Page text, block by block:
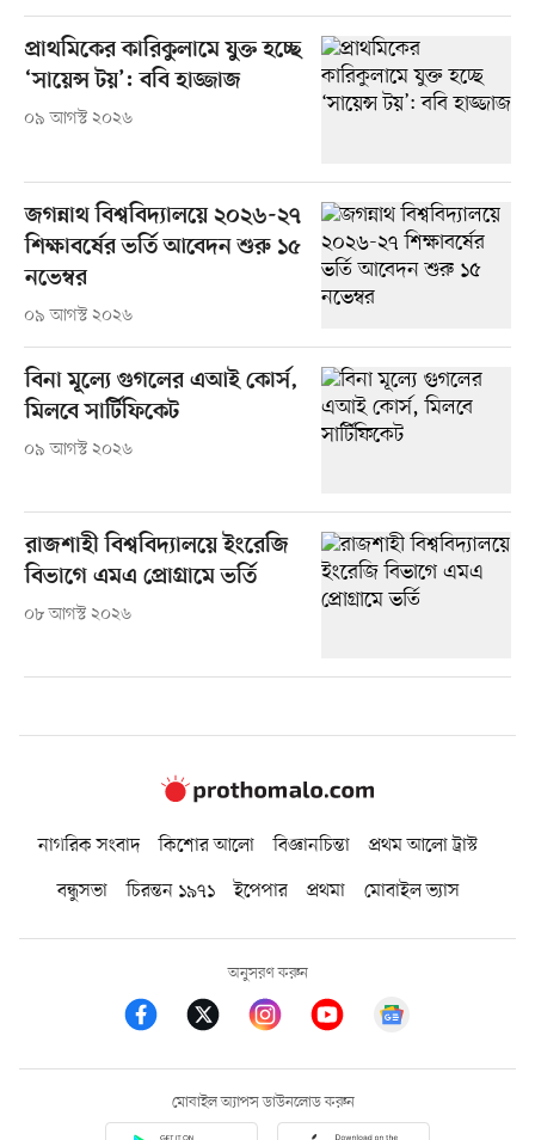
প্রাথমিকের কারিকুলামে যুক্ত হচ্ছে
‘সায়েন্স টয়’: ববি হাজ্জাজ
০৯ আগস্ট ২০২৬
জগন্নাথ বিশ্ববিদ্যালয়ে ২০২৬-২৭
শিক্ষাবর্ষের ভর্তি আবেদন শুরু ১৫
নভেম্বর
০৯ আগস্ট ২০২৬
বিনা মূল্যে গুগলের এআই কোর্স,
মিলবে সার্টিফিকেট
০৯ আগস্ট ২০২৬
রাজশাহী বিশ্ববিদ্যালয়ে ইংরেজি
বিভাগে এমএ প্রোগ্রামে ভর্তি
০৮ আগস্ট ২০২৬
নাগরিক সংবাদ কিশোর আলো বিজ্ঞানচিন্তা
প্রথম আলো ট্রাস্ট
বন্ধুসভা
চিরন্তন ১৯৭১ ইপেপার প্রথমা মোবাইল ভ্যাস
অনুসরণ করুন
মোবাইল অ্যাপস ডাউনলোড করুন